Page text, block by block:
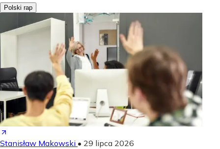
Polski rap
Stanisław Makowski • 29 lipca 2026